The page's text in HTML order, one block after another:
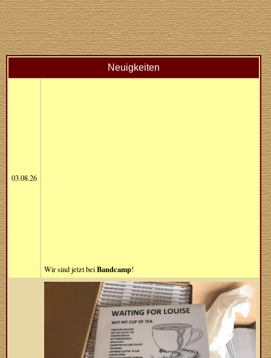
Neuigkeiten
03.08.26
Wir sind jetzt beiBandcamp!